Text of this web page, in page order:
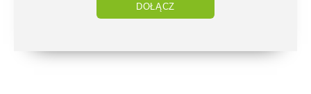
DOŁĄCZ